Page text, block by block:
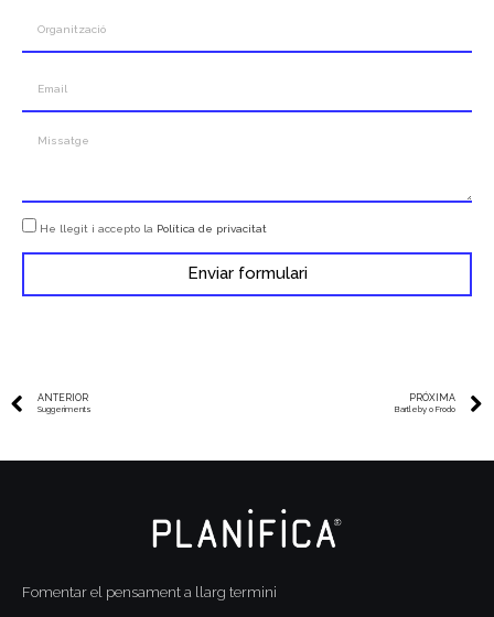
He llegit i accepto la Política de privacitat
Enviar formulari
ANTERIOR
Suggeriments
PRÓXIMA
Bartleby o Frodo
Fomentar el pensament a llarg termini